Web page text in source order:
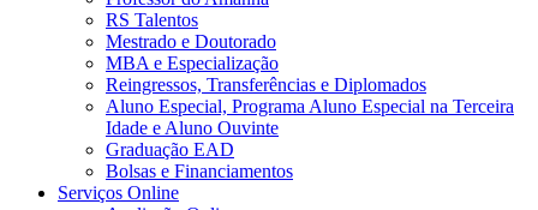
RS Talentos
Mestrado e Doutorado
MBA e Especialização
Reingressos, Transferências e Diplomados
Aluno Especial, Programa Aluno Especial na Terceira
Idade e Aluno Ouvinte
Graduação EAD
Bolsas e Financiamentos
Serviços Online